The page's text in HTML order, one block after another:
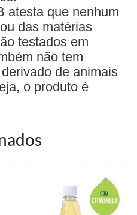
atesta que nenhum
das matérias
testados em
não tem
de animais
o produto é